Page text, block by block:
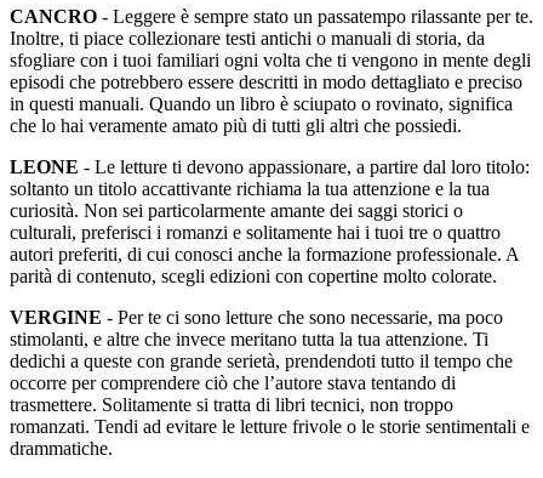
CANCRO - Leggere è sempre stato un passatempo rilassante per te.
Inoltre, ti piace collezionare testi antichi o manuali di storia, da
sfogliare con i tuoi familiari ogni volta che ti vengono in mente degli
episodi che potrebbero essere descritti in modo dettagliato e preciso
in questi manuali. Quando un libro è sciupato o rovinato, significa
che lo hai veramente amato più di tutti gli altri che possiedi.
LEONE - Le letture ti devono appassionare, a partire dal loro titolo:
soltanto un titolo accattivante richiama la tua attenzione e la tua
curiosità. Non sei particolarmente amante dei saggi storici o
culturali, preferisci i romanzi e solitamente hai i tuoi tre o quattro
autori preferiti, di cui conosci anche la formazione professionale. A
parità di contenuto, scegli edizioni con copertine molto colorate.
VERGINE - Per te ci sono letture che sono necessarie, ma poco
stimolanti, e altre che invece meritano tutta la tua attenzione. Ti
dedichi a queste con grande serietà, prendendoti tutto il tempo che
occorre per comprendere ciò che l’autore stava tentando di
trasmettere. Solitamente si tratta di libri tecnici, non troppo
romanzati. Tendi ad evitare le letture frivole o le storie sentimentali e
drammatiche.